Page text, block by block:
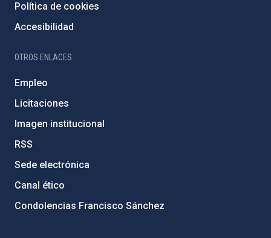
Política de cookies
Accesibilidad
OTROS ENLACES
Empleo
Licitaciones
Imagen institucional
RSS
Sede electrónica
Canal ético
Condolencias Francisco Sánchez